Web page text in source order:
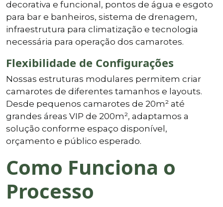
decorativa e funcional, pontos de água e esgoto
para bar e banheiros, sistema de drenagem,
infraestrutura para climatização e tecnologia
necessária para operação dos camarotes.
Flexibilidade de Configurações
Nossas estruturas modulares permitem criar
camarotes de diferentes tamanhos e layouts.
Desde pequenos camarotes de 20m² até
grandes áreas VIP de 200m², adaptamos a
solução conforme espaço disponível,
orçamento e público esperado.
Como Funciona o
Processo